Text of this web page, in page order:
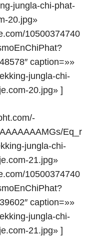
jungla-chi-phat-
20.jpg»
10500374740
caption=»»
jungla-chi-
20.jpg» ]
Eq_r
jungla-chi-
21.jpg»
10500374740
caption=»»
jungla-chi-
21.jpg» ]